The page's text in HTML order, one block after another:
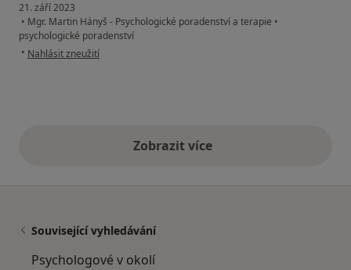
21. září 2023
• Mgr. Martin Hányš - Psychologické poradenství a terapie •
psychologické poradenství
• podle názoru uživatele Tereza
Nahlásit zneužití
Zobrazit vícevýše uvedené názory
Související vyhledávání
Psychologové v okolí